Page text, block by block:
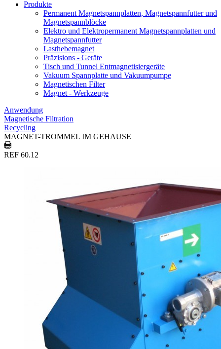
Produkte
Permanent Magnetspannplatten, Magnetspannfutter und
Magnetspannblöcke
Elektro und Elektropermanent Magnetspannplatten und
Magnetspannfutter
Lasthebemagnet
Präzisions - Geräte
Tisch und Tunnel Entmagnetisiergeräte
Vakuum Spannplatte und Vakuumpumpe
Magnetischen Filter
Magnet - Werkzeuge
Anwendung
Magnetische Filtration
Recycling
MAGNET-TROMMEL IM GEHAUSE
REF 60.12